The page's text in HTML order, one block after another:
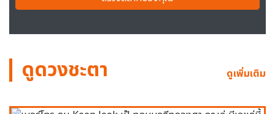
ดูดวงชะตา ดูเพิ่มเติม